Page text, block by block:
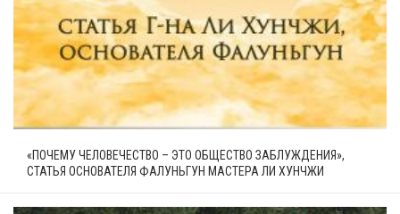
«ПОЧЕМУ ЧЕЛОВЕЧЕСТВО – ЭТО ОБЩЕСТВО ЗАБЛУЖДЕНИЯ»,
СТАТЬЯ ОСНОВАТЕЛЯ ФАЛУНЬГУН МАСТЕРА ЛИ ХУНЧЖИ